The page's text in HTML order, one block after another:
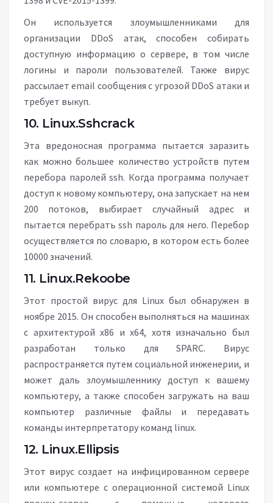
Он используется злоумышленниками для
организации DDoS атак, способен собирать
доступную информацию о сервере, в том числе
логины и пароли пользователей. Также вирус
рассылает email сообщения с угрозой DDoS атаки и
требует выкуп.
10. Linux.Sshcrack
Эта вредоносная программа пытается заразить
как можно большее количество устройств путем
перебора паролей ssh. Когда программа получает
доступ к новому компьютеру, она запускает на нем
200 потоков, выбирает случайный адрес и
пытается перебрать ssh пароль для него. Перебор
осуществляется по словарю, в котором есть более
10000 значений.
11. Linux.Rekoobe
Этот простой вирус для Linux был обнаружен в
ноябре 2015. Он способен выполняться на машинах
с архитектурой x86 и x64, хотя изначально был
разработан только для SPARC. Вирус
распространяется путем социальной инженерии, и
может даль злоумышленнику доступ к вашему
компьютеру, а также способен загружать на ваш
компьютер различные файлы и передавать
команды интерпретатору команд linux.
12. Linux.Ellipsis
Этот вирус создает на инфицированном сервере
или компьютере с операционной системой Linux